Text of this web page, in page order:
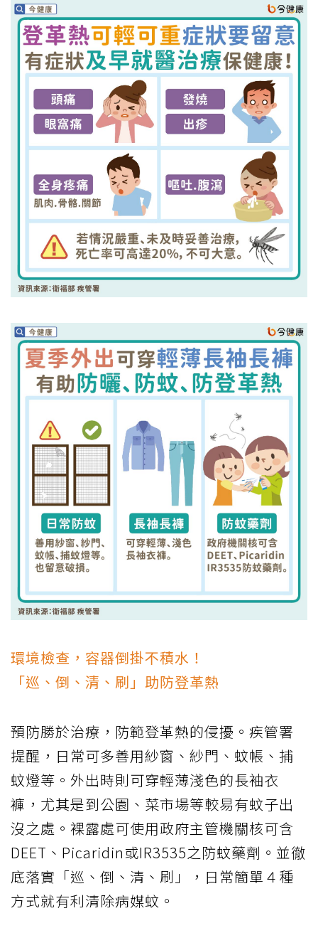
環境檢查，容器倒掛不積水！
「巡、倒、清、刷」助防登革熱
預防勝於治療，防範登革熱的侵擾。疾管署
提醒，日常可多善用紗窗、紗門、蚊帳、捕
蚊燈等。外出時則可穿輕薄淺色的長袖衣
褲，尤其是到公園、菜市場等較易有蚊子出
沒之處。裸露處可使用政府主管機關核可含
DEET、Picaridin或IR3535之防蚊藥劑。並徹
底落實「巡、倒、清、刷」，日常簡單４種
方式就有利清除病媒蚊。